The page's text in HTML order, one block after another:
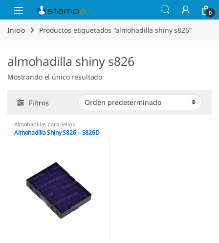
Saltar a la navegación
Saltar al contenido
Open 0
Inicio Productos etiquetados “almohadilla shiny s826”
almohadilla shiny s826
Mostrando el único resultado
Filtros
Almohadillas para Sellos
Automáticos ,Almohadillas Shiny
Almohadilla Shiny S826 – S826D